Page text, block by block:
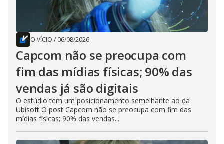
O VÍCIO / 06/08/2026
Capcom não se preocupa com
fim das mídias físicas; 90% das
vendas já são digitais
O estúdio tem um posicionamento semelhante ao da
Ubisoft O post Capcom não se preocupa com fim das
mídias físicas; 90% das vendas...